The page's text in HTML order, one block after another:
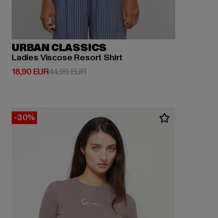
URBAN CLASSICS
Ladies Viscose Resort Shirt
18,90 EUR
Derzeitiger Preis: 18,90 EUR
44,99 EURAktionspreis: 44,99 EUR
-30%